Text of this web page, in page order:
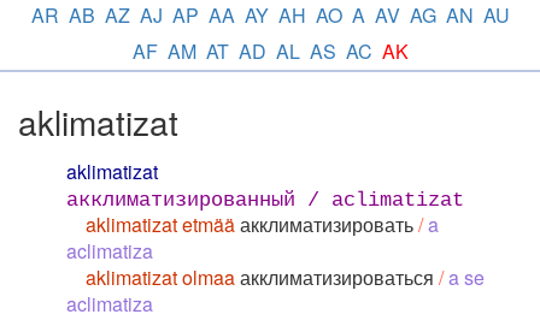
AR AB AZ AJ AP AA AY AH AO A AV AG AN AU
AF AM AT AD AL AS AC AK
aklimatizat
aklimatizat
акклиматизированный / aclimatizat
aklimatizat etmääакклиматизировать/a
aclimatiza
aklimatizat olmaaакклиматизироваться /a se
aclimatiza